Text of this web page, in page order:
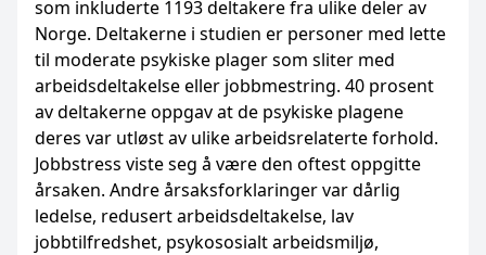
som inkluderte 1193 deltakere fra ulike deler av
Norge. Deltakerne i studien er personer med lette
til moderate psykiske plager som sliter med
arbeidsdeltakelse eller jobbmestring. 40 prosent
av deltakerne oppgav at de psykiske plagene
deres var utløst av ulike arbeidsrelaterte forhold.
Jobbstress viste seg å være den oftest oppgitte
årsaken. Andre årsaksforklaringer var dårlig
ledelse, redusert arbeidsdeltakelse, lav
jobbtilfredshet, psykososialt arbeidsmiljø,